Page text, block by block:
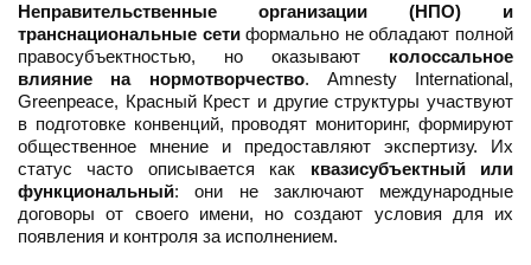
Неправительственные организации (НПО) и
транснациональные сетиформально не обладают полной
правосубъектностью, но оказывают колоссальное
влияние на нормотворчество. Amnesty International,
Greenpeace, Красный Крест и другие структуры участвуют
в подготовке конвенций, проводят мониторинг, формируют
общественное мнение и предоставляют экспертизу. Их
статус часто описывается как квазисубъектный или
функциональный: они не заключают международные
договоры от своего имени, но создают условия для их
появления и контроля за исполнением.